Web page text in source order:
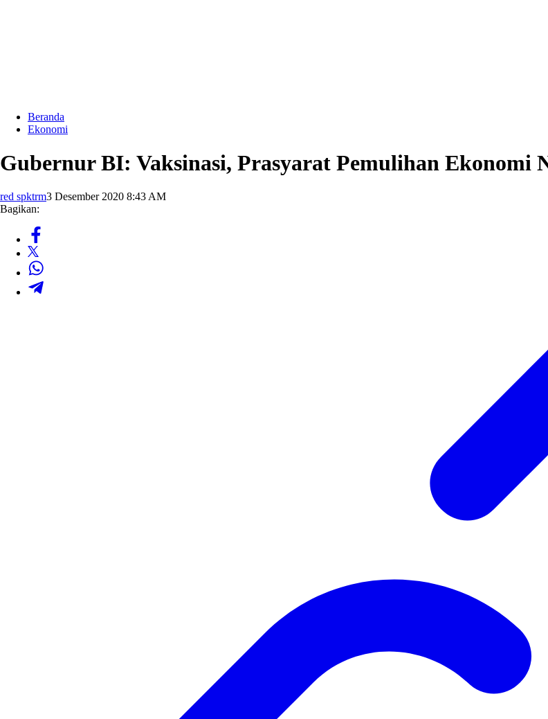
Beranda
Ekonomi
Gubernur BI: Vaksinasi, Prasyarat Pemulihan Ekonomi
red spktrm3 Desember 2020 8:43 AM
Bagikan: